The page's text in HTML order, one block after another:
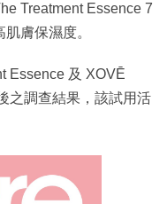
Treatment Essence 7
膚保濕度。
Essence 及 XOVĒ
之調查結果，該試用活